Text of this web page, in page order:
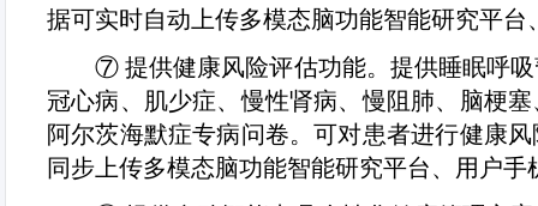
据可实时自动上传多模态脑功能智能研究平台
⑦提供健康风险评估功能。提供睡眠呼
冠心病、肌少症、慢性肾病、慢阻肺、脑梗
阿尔茨海默症专病问卷。可对患者进行健康
同步上传多模态脑功能智能研究平台、用户手